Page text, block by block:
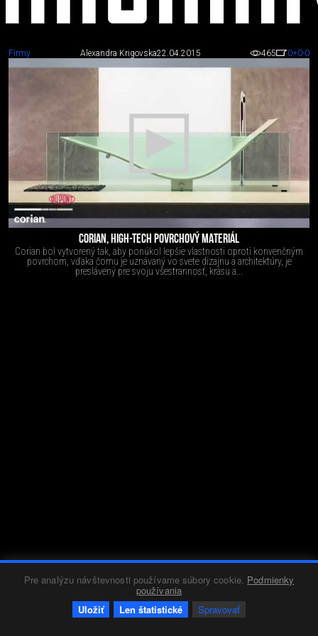
Pre analýzu návštevnosti používame súbory cookie. Podmienky
používania
Uložiť
Len štatistické Spravovať
Sedacie
objekty
Firmy Alexandra Krigovska22.04.2015 465 0+0-0
CORIAN, HIGH-TECH POVRCHOVÝ MATERIÁL
Corian bol vytvorený tak, aby ponúkol lepšie vlastnosti oproti konvenčným
povrchom, vďaka čomu je uznávaný vo svete dizajnu a architektúry, je
preslávený pre svoju všestrannosť, krásu a...